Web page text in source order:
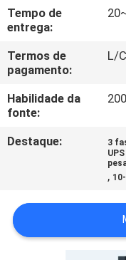
CONTACTE-
NOS
NOTÍCIAS
ORÇAMENTO
MAPA
DO
SITE
Tempo de
entrega:
Termos de
pagamento:
L/
Habilidade da
fonte:
Destaque: 3
,